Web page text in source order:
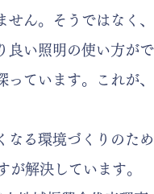
せん。そうではなく
良い照明の使い方が
っています。これが
なる環境づくりのた
が解決しています。